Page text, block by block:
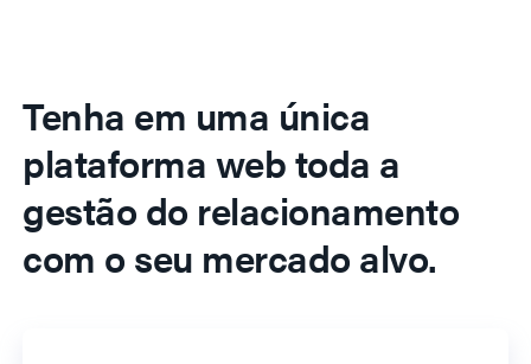
Tenha em uma única
plataforma web toda a
gestão do relacionamento
com o seu mercado alvo.